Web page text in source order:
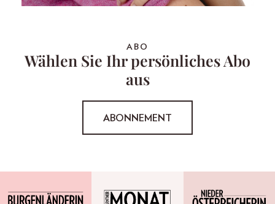
ABO
Wählen Sie Ihr persönliches Abo
aus
ABONNEMENT